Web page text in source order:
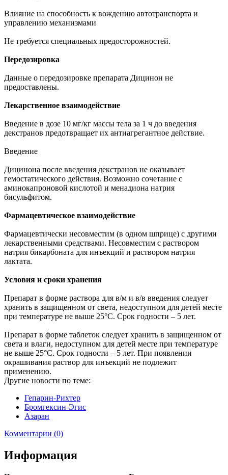
Влияние на способность к вождению автотранспорта и
управлению механизмами
Не требуется специальных предосторожностей.
Передозировка
Данные о передозировке препарата Дицинон не
предоставлены.
Лекарственное взаимодействие
Введение в дозе 10 мг/кг массы тела за 1 ч до введения
декстранов предотвращает их антиагрегантное действие.
Введение
Дицинона после введения декстранов не оказывает
гемостатического действия. Возможно сочетание с
аминокапроновой кислотой и менадиона натрия
бисульфитом.
Фармацевтическое взаимодействие
Фармацевтически несовместим (в одном шприце) с другими
лекарственными средствами. Несовместим с раствором
натрия бикарбоната для инъекций и раствором натрия
лактата.
Условия и сроки хранения
Препарат в форме раствора для в/м и в/в введения следует
хранить в защищенном от света, недоступном для детей месте
при температуре не выше 25°C. Срок годности – 5 лет.
Препарат в форме таблеток следует хранить в защищенном от
света и влаги, недоступном для детей месте при температуре
не выше 25°C. Срок годности – 5 лет. При появлении
окрашивания раствор для инъекций не подлежит
применению.
Другие новости по теме:
Гепарин-Рихтер
Бромгексин-Эгис
Азаран
Комментарии (0)
Информация